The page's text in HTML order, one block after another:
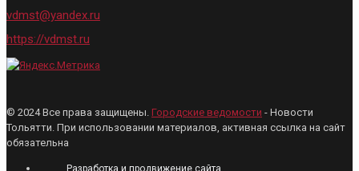
vdmst@yandex.ru
https://vdmst.ru
© 2024 Все права защищены. Городские ведомости - Новости
Тольятти. При использовании материалов, активная ссылка на сайт
обязательна